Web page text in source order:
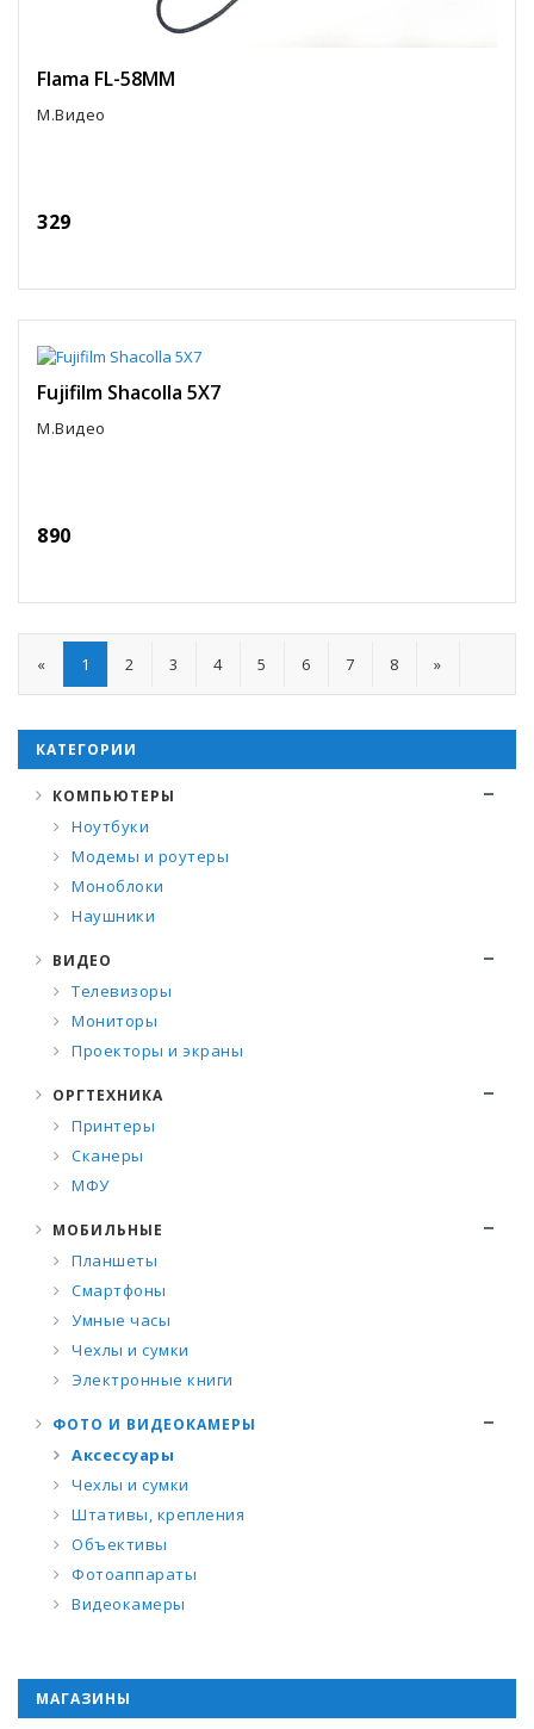
Flama FL-58MM
М.Видео
329
Fujifilm Shacolla 5X7
М.Видео
890
« 1 2 3 4 5 6 7 8 »
КАТЕГОРИИ
КОМПЬЮТЕРЫ
Ноутбуки
Модемы и роутеры
Моноблоки
Наушники
ВИДЕО
Телевизоры
Мониторы
Проекторы и экраны
ОРГТЕХНИКА
Принтеры
Сканеры
МФУ
МОБИЛЬНЫЕ
Планшеты
Смартфоны
Умные часы
Чехлы и сумки
Электронные книги
ФОТО И ВИДЕОКАМЕРЫ
Аксессуары
Чехлы и сумки
Штативы, крепления
Объективы
Фотоаппараты
Видеокамеры
МАГАЗИНЫ